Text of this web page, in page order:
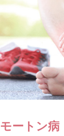
モートン病